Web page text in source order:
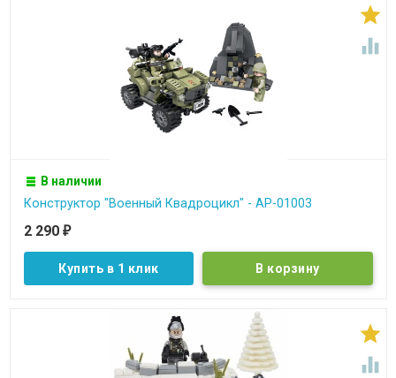


В наличии
Конструктор "Военный Квадроцикл" - АР-01003
2 290 ₽
Купить в 1 клик

